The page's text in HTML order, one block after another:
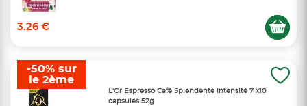
3.26 €
L'Or Espresso Café Splendente intensité 7 x10
capsules 52g
-50% sur
le 2ème